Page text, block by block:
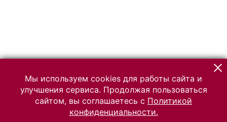
Мы используем cookies для работы сайта и
улучшения сервиса. Продолжая пользоваться
сайтом, вы соглашаетесь с Политикой
конфиденциальности.